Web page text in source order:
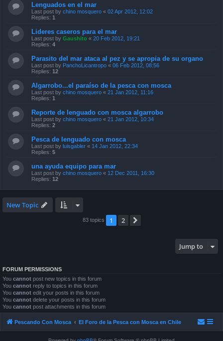
Lenguados en el mar
Last post by chino mosquero « 02 Apr 2012, 12:02
Replies: 1
Lideres caseros para el mar
Last post by Gaushito « 20 Feb 2012, 19:21
Replies: 4
Parasito del mar ataca al pez y se apropia de su organo
Last post by PanchoLicantropo « 06 Feb 2012, 08:56
Replies: 12
Algarrobo...el paraíso de la pesca con mosca
Last post by chino mosquero « 21 Jan 2012, 11:16
Replies: 1
Reporte de lenguado con mosca algarrobo
Last post by chino mosquero « 21 Jan 2012, 10:34
Replies: 2
Pesca de lenguado con mosca
Last post by luisgabler « 14 Jan 2012, 22:34
Replies: 5
una ayuda equipo para mar
Last post by chino mosquero « 12 Dec 2011, 16:30
Replies: 12
New Topic
83 topics 1 2
Jump to
FORUM PERMISSIONS
You cannot post new topics in this forum
You cannot reply to topics in this forum
You cannot edit your posts in this forum
You cannot delete your posts in this forum
You cannot post attachments in this forum
Pescando Con Mosca El Foro de la Pesca con Mosca en Chile